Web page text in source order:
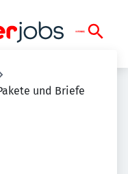
und Briefe